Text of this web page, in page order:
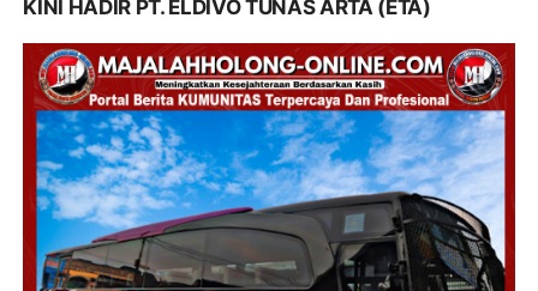
KINI HADIR PT. ELDIVO TUNAS ARTA (ETA)